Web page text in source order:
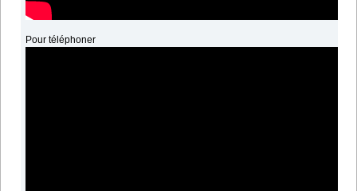
Pour téléphoner